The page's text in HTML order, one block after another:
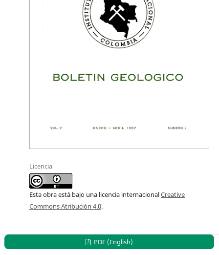
Licencia
Esta obra está bajo una licencia internacionalCreative
Commons Atribución 4.0.
PDF (English)